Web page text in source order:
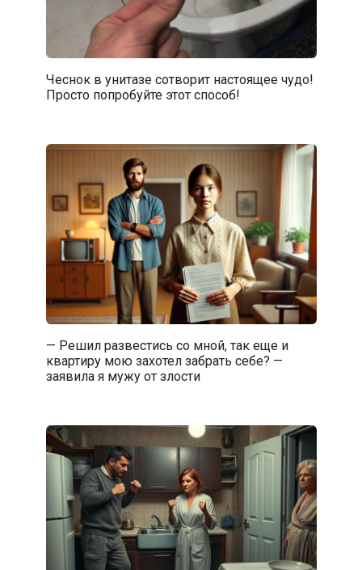
Чеснок в унитазе сотворит настоящее чудо!
Просто попробуйте этот способ!
— Решил развестись со мной, так еще и
квартиру мою захотел забрать себе? —
заявила я мужу от злости